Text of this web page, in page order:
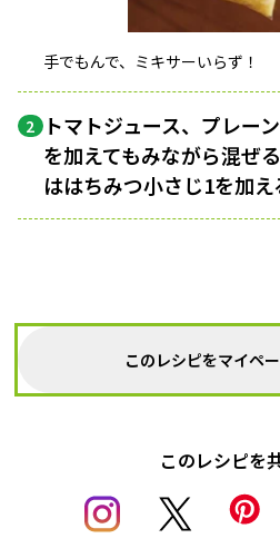
手でもんで、ミキサーいらず！
2 トマトジュース、プレー
を加えてもみながら混ぜ
ははちみつ小さじ1を加え
このレシピをマイペ
このレシピを